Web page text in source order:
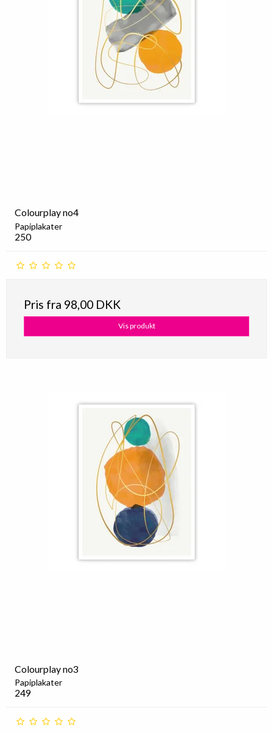
Colourplay no4
Papiplakater
250
Pris fra 98,00 DKK
Vis produkt
Colourplay no3
Papiplakater
249